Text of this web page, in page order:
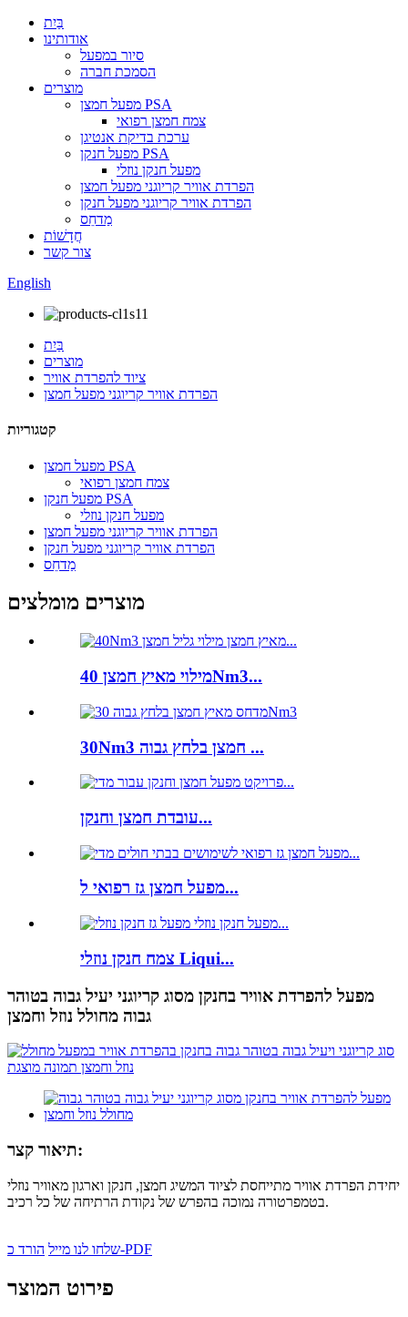
בַּיִת
אודותינו
סיור במפעל
הסמכת חברה
מוצרים
מפעל חמצן PSA
צמח חמצן רפואי
ערכת בדיקת אנטיגן
מפעל חנקן PSA
מפעל חנקן נוזלי
הפרדת אוויר קריוגני מפעל חמצן
הפרדת אוויר קריוגני מפעל חנקן
מַדחֵס
חֲדָשׁוֹת
צור קשר
English
בַּיִת
מוצרים
ציוד להפרדת אוויר
הפרדת אוויר קריוגני מפעל חמצן
קטגוריות
מפעל חמצן PSA
צמח חמצן רפואי
מפעל חנקן PSA
מפעל חנקן נוזלי
הפרדת אוויר קריוגני מפעל חמצן
הפרדת אוויר קריוגני מפעל חנקן
מַדחֵס
מוצרים מומלצים
מילוי מאיץ חמצן 40Nm3...
30Nm3 חמצן בלחץ גבוה ...
עובדת חמצן וחנקן...
מפעל חמצן גז רפואי ל...
צמח חנקן נוזלי Liqui...
מפעל להפרדת אוויר בחנקן מסוג קריוגני יעיל גבוה בטוהר
גבוה מחולל נוזל וחמצן
תיאור קצר:
יחידת הפרדת אוויר מתייחסת לציוד המשיג חמצן, חנקן וארגון מאוויר נוזלי
בטמפרטורה נמוכה בהפרש של נקודת הרתיחה של כל רכיב.
שלחו לנו מיילהורד כ-PDF
פירוט המוצר